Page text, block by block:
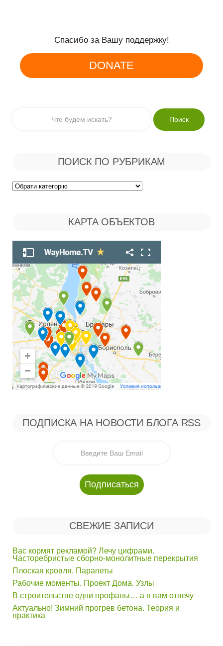
Спасибо за Вашу поддержку!
DONATE
ПОИСК ПО РУБРИКАМ
Поиск
КАРТА ОБЪЕКТОВ
ПОДПИСКА НА НОВОСТИ БЛОГА RSS
СВЕЖИЕ ЗАПИСИ
Вас кормят рекламой? Лечу цифрами.
Часторебристые сборно-монолитные перекрытия
Плоская кровля. Парапеты
Рабочие моменты. Проект Дома. Узлы
В строительстве одни профаны… а я вам отвечу
Актуально! Зимний прогрев бетона. Теория и
практика